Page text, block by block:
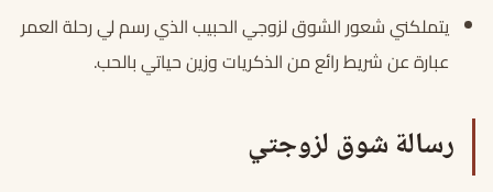
يتملكني شعور الشوق لزوجي الحبيب الذي رسم لي رحلة العمر
عبارة عن شريط رائع من الذكريات وزين حياتي بالحب.
رسالة شوق لزوجتي